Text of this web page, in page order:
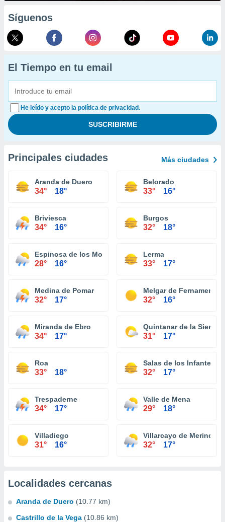
Síguenos
El Tiempo en tu email
He leído y acepto la política de privacidad.
Principales ciudades Más ciudades
Aranda de Duero
34° 18°
Belorado
33° 16°
Briviesca
34° 16°
Burgos
32° 18°
Espinosa de los Monteros
28° 16°
Lerma
33° 17°
Medina de Pomar
32° 17°
Melgar de Fernamental
32° 16°
Miranda de Ebro
34° 17°
Quintanar de la Sierra
31° 17°
Roa
33° 18°
Salas de los Infantes
32° 17°
Trespaderne
34° 17°
Valle de Mena
29° 18°
Villadiego
31° 16°
Villarcayo de Merindad
32° 17°
Localidades cercanas
Aranda de Duero (10.77 km)
Castrillo de la Vega (10.86 km)